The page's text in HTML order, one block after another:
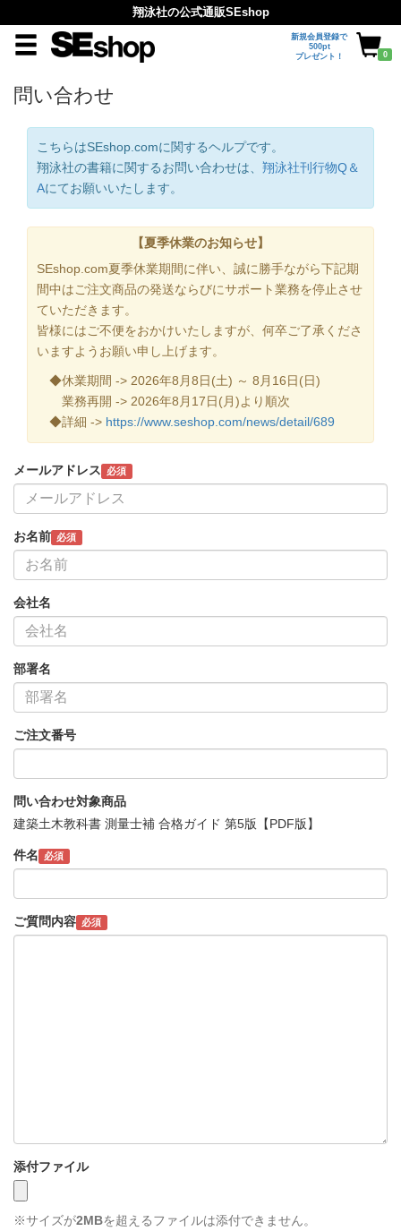
翔泳社の公式通販SEshop
新規会員登録で
500pt
プレゼント！
0
問い合わせ
こちらはSEshop.comに関するヘルプです。
翔泳社の書籍に関するお問い合わせは、 翔泳社刊行物Q＆
Aにてお願いいたします。
【夏季休業のお知らせ】
SEshop.com夏季休業期間に伴い、誠に勝手ながら下記期
間中はご注文商品の発送ならびにサポート業務を停止させ
ていただきます。
皆様にはご不便をおかけいたしますが、何卒ご了承くださ
いますようお願い申し上げます。
◆休業期間 -> 2026年8月8日(土) ～ 8月16日(日)
業務再開 -> 2026年8月17日(月)より順次
◆詳細 -> https://www.seshop.com/news/detail/689
メールアドレス 必須
お名前 必須
会社名
部署名
ご注文番号
問い合わせ対象商品
建築土木教科書 測量士補 合格ガイド 第5版【PDF版】
件名 必須
ご質問内容 必須
添付ファイル
※サイズが2MBを超えるファイルは添付できません。